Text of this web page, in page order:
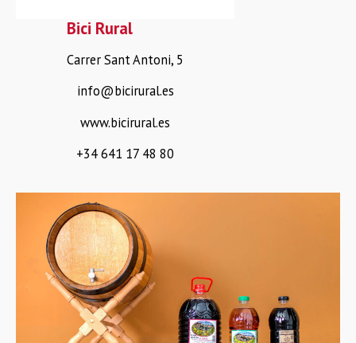
Bici Rural
Carrer Sant Antoni, 5
info@bicirural.es
www.bicirural.es
+34 641 17 48 80